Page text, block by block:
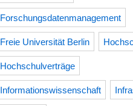
Forschungsdatenmanagement
Freie Universität Berlin
Hochschulverträge
Informationswissenschaft